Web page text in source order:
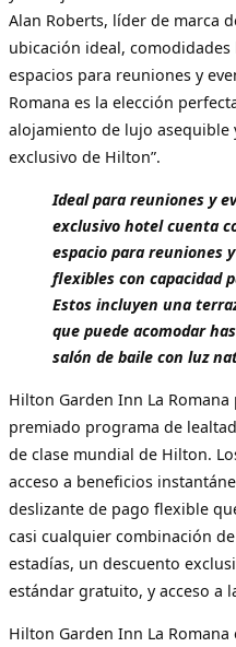
Alan Roberts, líder de marca
ubicación ideal,
espacios para reuniones y
Romana es la elección
alojamiento de lujo asequible
exclusivo de Hilton”.
Ideal para reuniones y
exclusivo hotel cuenta
espacio para reuniones
flexibles con capacidad
Estos incluyen una
que puede acomodar
salón de baile con luz
Hilton Garden Inn La
premiado programa de
de clase mundial de Hilton.
acceso a beneficios
deslizante de pago flexible
casi cualquier combinación
estadías, un descuento
estándar gratuito, y acceso a
Hilton Garden Inn La